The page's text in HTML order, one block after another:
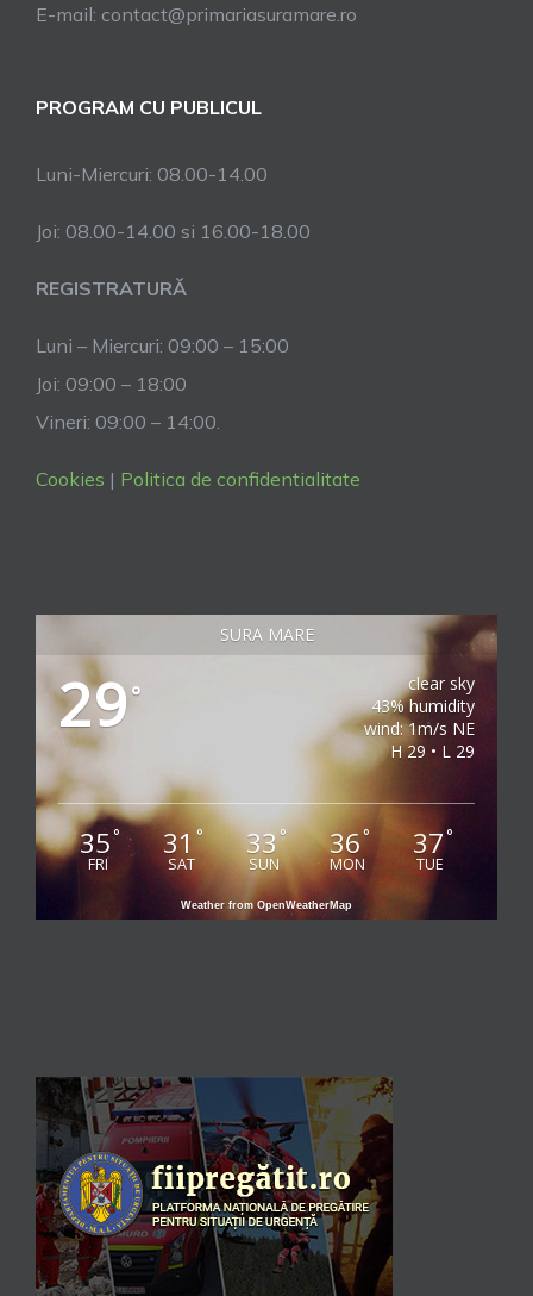
E-mail: contact@primariasuramare.ro
PROGRAM CU PUBLICUL
Luni-Miercuri: 08.00-14.00
Joi: 08.00-14.00 si 16.00-18.00
REGISTRATURĂ
Luni – Miercuri: 09:00 – 15:00
Joi: 09:00 – 18:00
Vineri: 09:00 – 14:00.
Cookies | Politica de confidentialitate
SURA MARE
29°
clear sky
43% humidity
wind: 1m/s NE
H 29 • L 29
35°
FRI
31°
SAT
33°
SUN
36°
MON
37°
TUE
Weather from OpenWeatherMap